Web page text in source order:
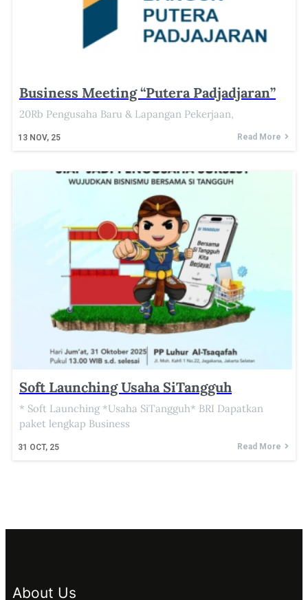
Business Meeting “Putera Padjadjaran”
13 NOV, 25
20Rb Pengusaha Baru & Lapangan Pekerjaan,
Read More
Soft Launching Usaha SiTangguh
31 OCT, 25
* Soft Launching *Usaha SiTangguh* BRI Dapatkan
paket lengkap Business
Read More
About Us